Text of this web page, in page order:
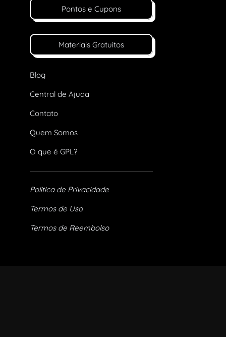
Pontos e Cupons
Materiais Gratuitos
Blog
Central de Ajuda
Contato
Quem Somos
O que é GPL?
Política de Privacidade
Termos de Uso
Termos de Reembolso